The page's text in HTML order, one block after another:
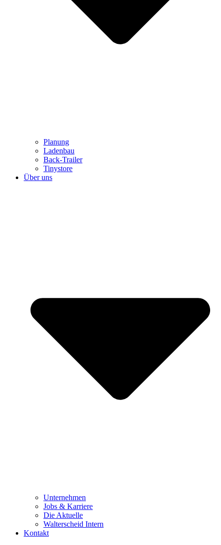
Planung
Ladenbau
Back-Trailer
Tinystore
Über uns
Unternehmen
Jobs & Karriere
Die Aktuelle
Walterscheid Intern
Kontakt